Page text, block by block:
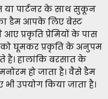
या पार्टनर के साथ सुकून
डैम आपके लिए बेस्ट
आए प्रकृति प्रेमियों के पास
घूमकर प्रकृति के अनुपम
है। हालांकि बरसात के
हो जाता है। वैसे डैम
उपयोग किया जाता है।